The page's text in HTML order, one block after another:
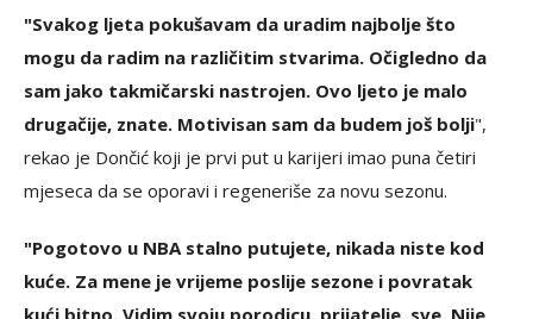
"Svakog ljeta pokušavam da uradim najbolje što
mogu da radim na različitim stvarima. Očigledno da
sam jako takmičarski nastrojen. Ovo ljeto je malo
drugačije, znate. Motivisan sam da budem još bolji",
rekao je Dončić koji je prvi put u karijeri imao puna četiri
mjeseca da se oporavi i regeneriše za novu sezonu.
"Pogotovo u NBA stalno putujete, nikada niste kod
kuće. Za mene je vrijeme poslije sezone i povratak